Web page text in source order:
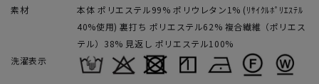
素材
本体 ポリエステル99% ポリウレタン1% (ﾘｻｲｸﾙﾎﾟﾘｴｽﾃﾙ
40%使用) 裏打ち ポリエステル62% 複合繊維（ポリエス
テル）38% 見返し ポリエステル100%
洗濯表示